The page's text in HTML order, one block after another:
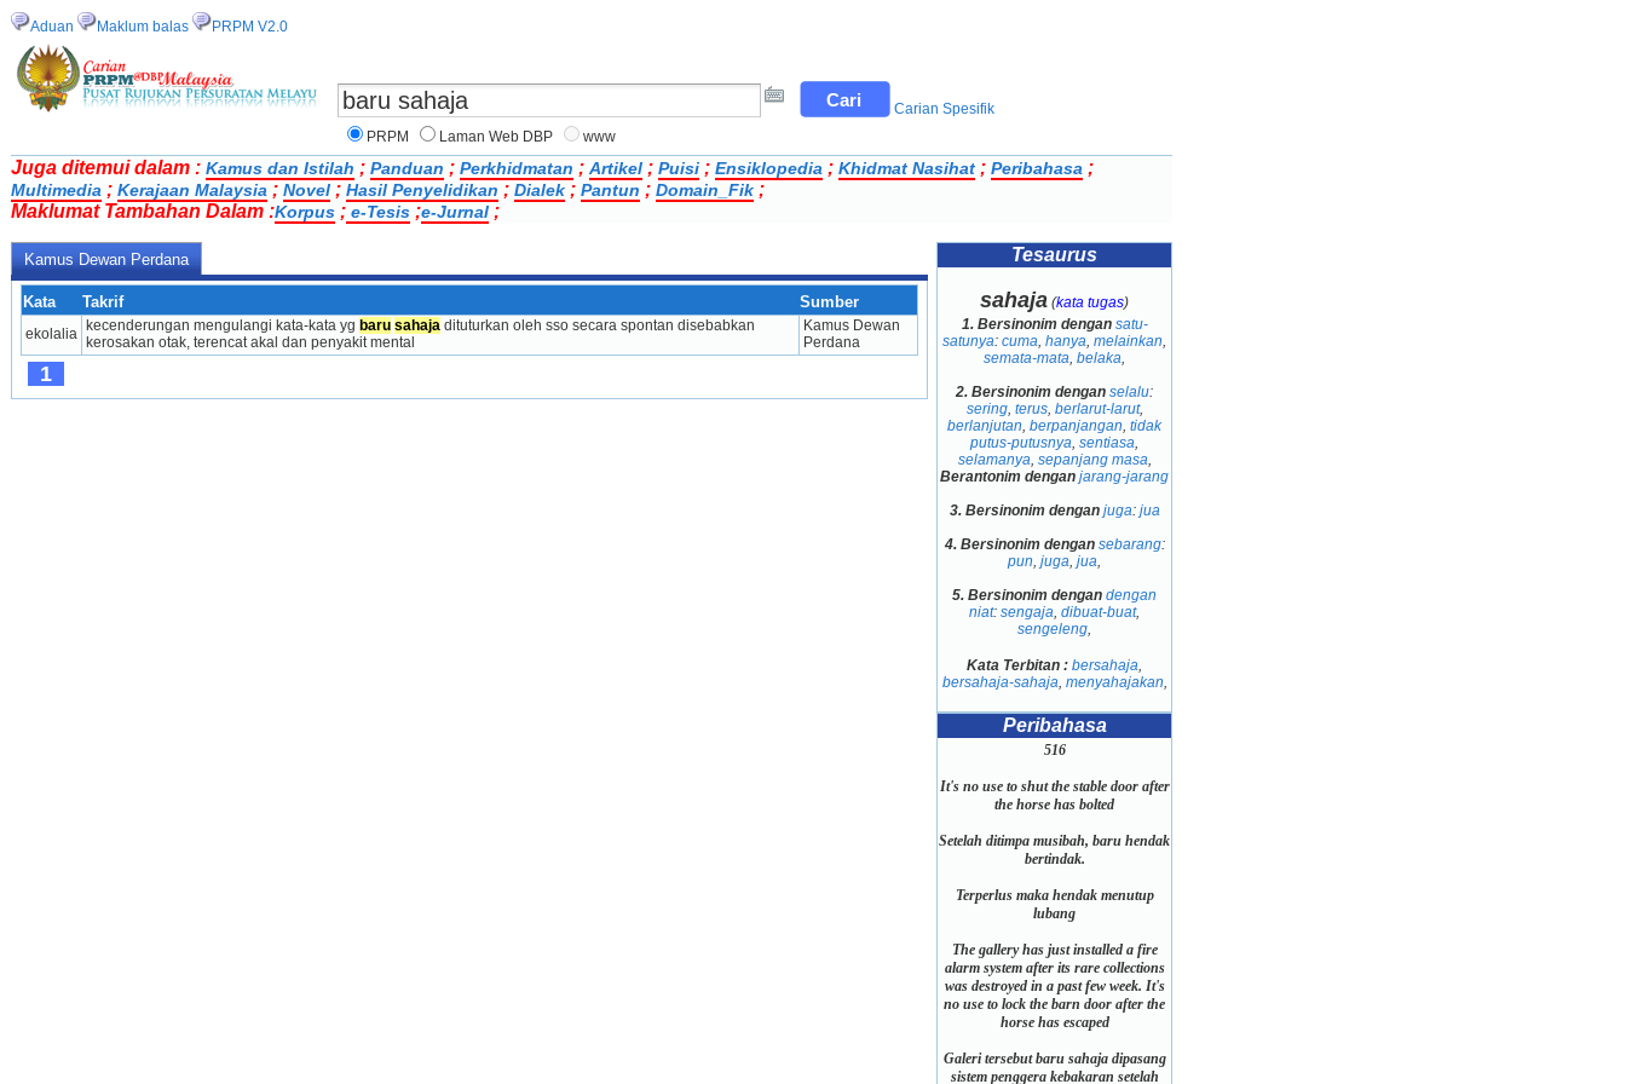
Aduan Maklum balas PRPM V2.0
Carian Spesifik
PRPM
Laman Web DBP www
Juga ditemui dalam : Kamus dan Istilah ; Panduan ; Perkhidmatan ; Artikel ; Puisi ; Ensiklopedia ; Khidmat Nasihat ; Peribahasa ;
Multimedia ; Kerajaan Malaysia ; Novel ; Hasil Penyelidikan ; Dialek ; Pantun ; Domain_Fik ;
Maklumat Tambahan Dalam :Korpus ; e-Tesis ;e-Jurnal ;
Kamus Dewan Perdana
Kata Takrif Sumber
ekolalia kecenderungan mengulangi kata-kata yg baru sahaja dituturkan oleh sso secara spontan disebabkan
kerosakan otak, terencat akal dan penyakit mental
Kamus Dewan
Perdana
1
Tesaurus
sahaja (kata tugas)
1. Bersinonim dengan satu-
satunya: cuma, hanya, melainkan,
semata-mata, belaka,
2. Bersinonim dengan selalu:
sering, terus, berlarut-larut,
berlanjutan, berpanjangan, tidak
putus-putusnya, sentiasa,
selamanya, sepanjang masa,
Berantonim dengan jarang-jarang
3. Bersinonim dengan juga: jua
4. Bersinonim dengan sebarang:
pun, juga, jua,
5. Bersinonim dengan dengan
niat: sengaja, dibuat-buat,
sengeleng,
Kata Terbitan : bersahaja,
bersahaja-sahaja, menyahajakan,
Peribahasa
516
It's no use to shut the stable door after
the horse has bolted
Setelah ditimpa musibah, baru hendak
bertindak.
Terperlus maka hendak menutup
lubang
The gallery has just installed a fire
alarm system after its rare collections
was destroyed in a past few week. It's
no use to lock the barn door after the
horse has escaped
Galeri tersebut baru sahaja dipasang
sistem penggera kebakaran setelah